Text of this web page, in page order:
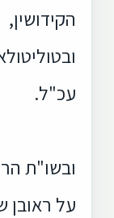
הקידושין,
עכ"ל.
ובשו"ת
על ראובן